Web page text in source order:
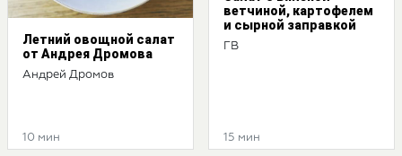
Летний овощной салат
от Андрея Дромова
Андрей Дромов
10 мин
ветчиной, картофелем
и сырной заправкой
ГВ
15 мин